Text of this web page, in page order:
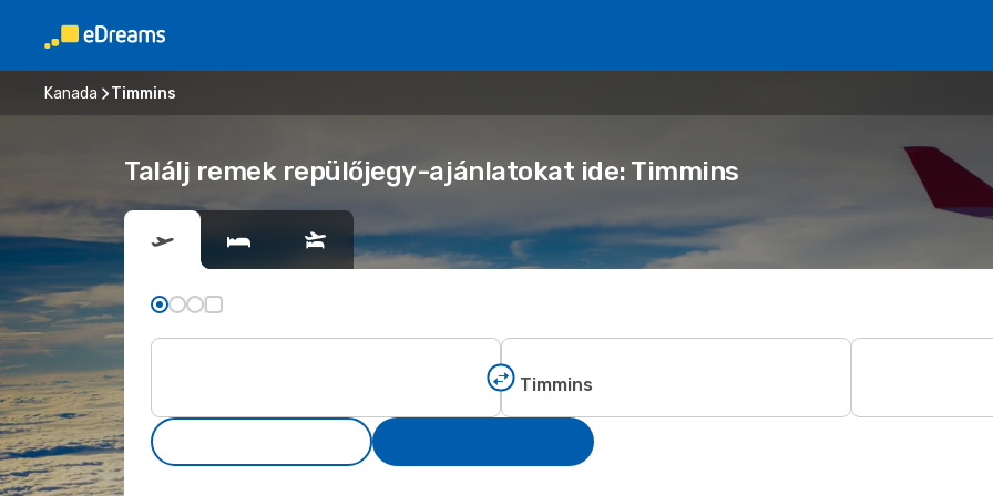
Kanada Timmins
Találj remek repülőjegy-ajánlatokat ide: Timmins